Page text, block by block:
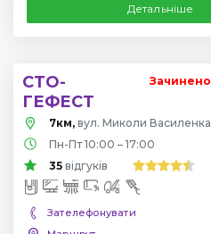
Детальніше
СТО-
ГЕФЕСТ
Зачинено
7км, вул. Миколи Василенка
Пн-Пт 10:00 – 17:00
35 відгуків
Зателефонувати